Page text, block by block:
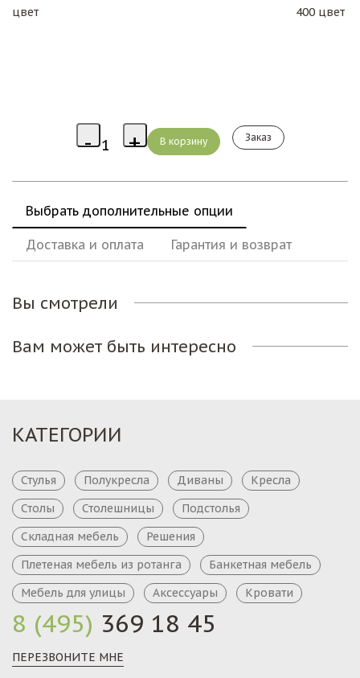
цвет 400 цвет
Заказ
Выбрать дополнительные опции
Доставка и оплата Гарантия и возврат
Вы смотрели
Вам может быть интересно
8 (495) 369 18 45
ПЕРЕЗВОНИТЕ МНЕ
КАТЕГОРИИ
Стулья Полукресла Диваны
Кресла
Столы
Столешницы
Подстолья
Складная мебель
Решения
Плетеная мебель из ротанга
Банкетная мебель
Мебель для улицы
Аксессуары Кровати